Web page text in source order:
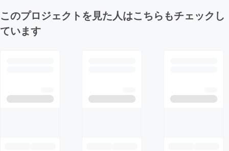
このプロジェクトを見た人はこちらもチェックし
ています